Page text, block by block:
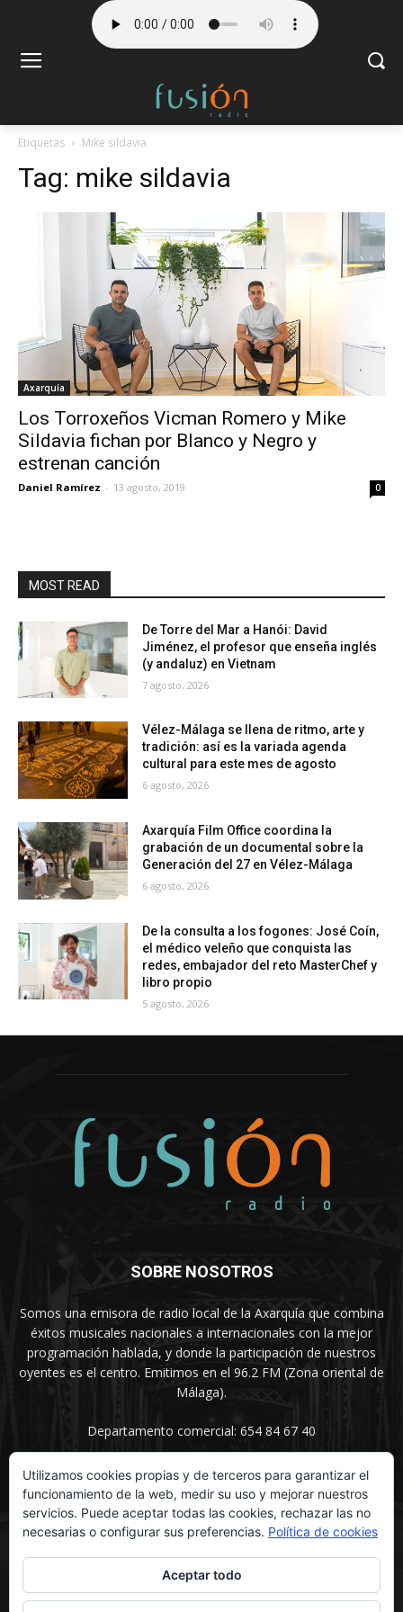
Etiquetas Mike sildavia
Tag: mike sildavia
Axarquía
Los Torroxeños Vicman Romero y Mike
Sildavia fichan por Blanco y Negro y
estrenan canción
Daniel Ramírez - 13 agosto, 2019 0
MOST READ
De Torre del Mar a Hanói: David
Jiménez, el profesor que enseña inglés
(y andaluz) en Vietnam
7 agosto, 2026
Vélez-Málaga se llena de ritmo, arte y
tradición: así es la variada agenda
cultural para este mes de agosto
6 agosto, 2026
Axarquía Film Office coordina la
grabación de un documental sobre la
Generación del 27 en Vélez-Málaga
6 agosto, 2026
De la consulta a los fogones: José Coín,
el médico veleño que conquista las
redes, embajador del reto MasterChef y
libro propio
5 agosto, 2026
SOBRE NOSOTROS
Somos una emisora de radio local de la Axarquía que combina
éxitos musicales nacionales a internacionales con la mejor
programación hablada, y donde la participación de nuestros
oyentes es el centro. Emitimos en el 96.2 FM (Zona oriental de
Málaga).
Departamento comercial: 654 84 67 40
SÍGUENOS
Utilizamos cookies propias y de terceros para garantizar el
funcionamiento de la web, medir su uso y mejorar nuestros
servicios. Puede aceptar todas las cookies, rechazar las no
necesarias o configurar sus preferencias. Política de cookies
Aceptar todo